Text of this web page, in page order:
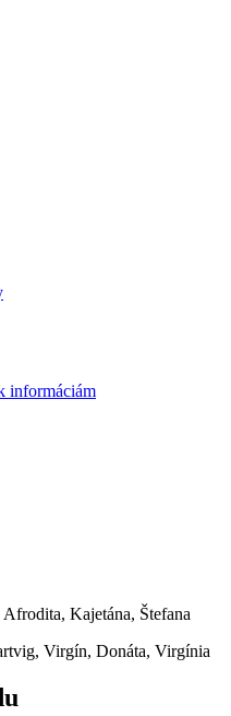
informáciám
Kajetána, Štefana
Virgín, Donáta, Virgínia